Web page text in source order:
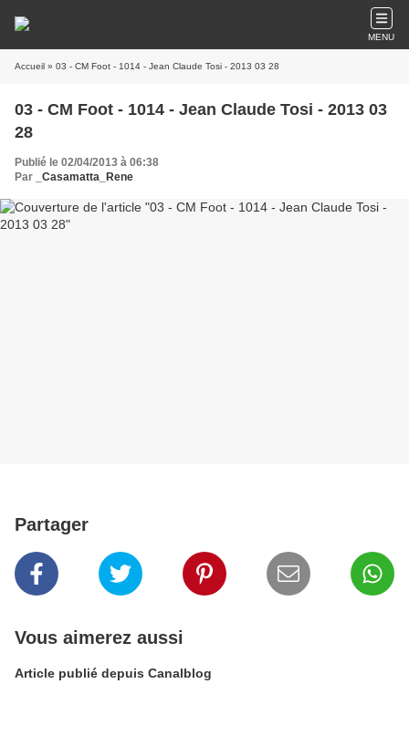
MENU
Accueil » 03 - CM Foot - 1014 - Jean Claude Tosi - 2013 03 28
03 - CM Foot - 1014 - Jean Claude Tosi - 2013 03
28
Publié le 02/04/2013 à 06:38
Par
_Casamatta_Rene
Partager
Vous aimerez aussi
Article publié depuis Canalblog